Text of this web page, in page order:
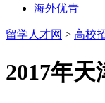
海外优青
留学人才网 > 高校
2017年